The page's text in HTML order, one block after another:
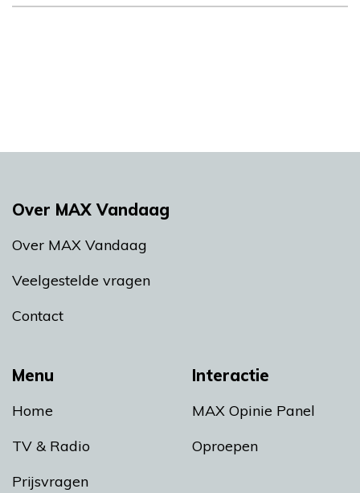
Menu
Home
TV & Radio
Prijsvragen
Interactie
MAX Opinie Panel
Oproepen
Over MAX Vandaag
Over MAX Vandaag
Veelgestelde vragen
Contact